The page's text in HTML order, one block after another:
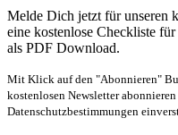
Melde Dich jetzt für unseren
eine kostenlose Checkliste
als PDF Download.
Mit Klick auf den "Abonnieren"
kostenlosen Newsletter
Datenschutzbestimmungen